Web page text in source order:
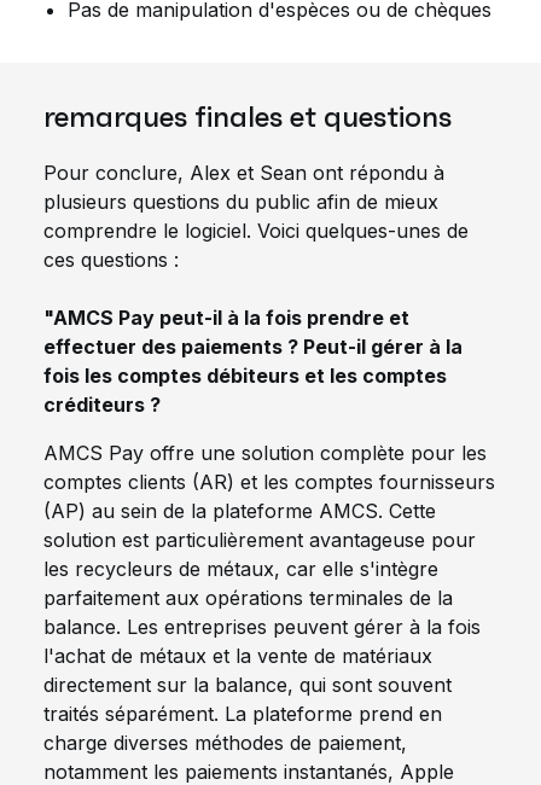
Pas de manipulation d'espèces ou de chèques
remarques finales et questions
Pour conclure, Alex et Sean ont répondu à
plusieurs questions du public afin de mieux
comprendre le logiciel. Voici quelques-unes de
ces questions :
"AMCS Pay peut-il à la fois prendre et
effectuer des paiements ? Peut-il gérer à la
fois les comptes débiteurs et les comptes
créditeurs ?
AMCS Pay offre une solution complète pour les
comptes clients (AR) et les comptes fournisseurs
(AP) au sein de la plateforme AMCS. Cette
solution est particulièrement avantageuse pour
les recycleurs de métaux, car elle s'intègre
parfaitement aux opérations terminales de la
balance. Les entreprises peuvent gérer à la fois
l'achat de métaux et la vente de matériaux
directement sur la balance, qui sont souvent
traités séparément. La plateforme prend en
charge diverses méthodes de paiement,
notamment les paiements instantanés, Apple